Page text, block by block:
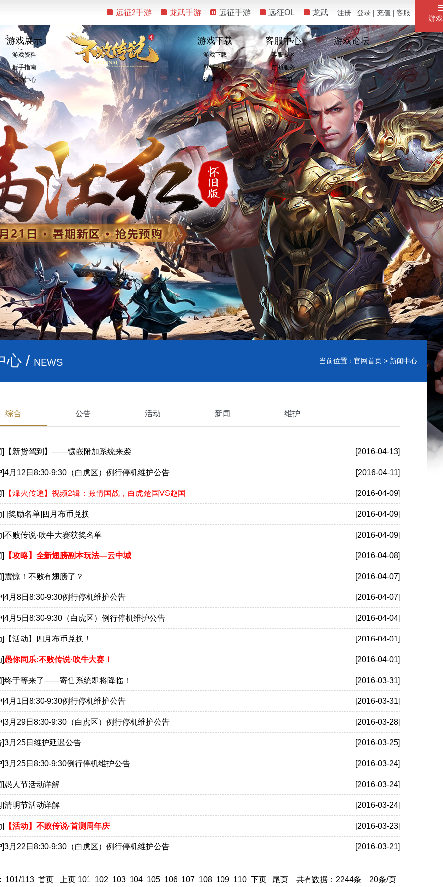
游
远征2手游 龙武手游 远征手游 远征OL 龙武 注册 | 登录 | 充值 | 客服
游戏展示
游戏资料
新手指南
活动中心
游戏下载
游戏下载
壁纸下载
视频中心
客服中心
客服专区
自助服务
珍宝阁
游戏论坛
心 / NEWS 当前位置： 官网首页 > 新闻中心
综合 公告 活动 新闻 维护
[2016-04-13]
] 【新货驾到】——镶嵌附加系统来袭
[2016-04-11]
]4月12日8:30-9:30（白虎区）例行停机维护公告
[2016-04-09]
] 【烽火传递】视频2辑：激情国战，白虎楚国VS赵国
[2016-04-09]
] [奖励名单]四月布币兑换
[2016-04-09]
]不败传说·吹牛大赛获奖名单
[2016-04-08]
] 【攻略】全新翅膀副本玩法—云中城
[2016-04-07]
]震惊！不败有翅膀了？
[2016-04-07]
]4月8日8:30-9:30例行停机维护公告
[2016-04-04]
]4月5日8:30-9:30（白虎区）例行停机维护公告
[2016-04-01]
] 【活动】四月布币兑换！
[2016-04-01]
]愚你同乐:不败传说·吹牛大赛！
[2016-03-31]
]终于等来了——寄售系统即将降临！
[2016-03-31]
]4月1日8:30-9:30例行停机维护公告
[2016-03-28]
]3月29日8:30-9:30（白虎区）例行停机维护公告
[2016-03-25]
]3月25日维护延迟公告
[2016-03-24]
]3月25日8:30-9:30例行停机维护公告
[2016-03-24]
]愚人节活动详解
[2016-03-24]
]清明节活动详解
[2016-03-23]
] 【活动】不败传说·首测周年庆
[2016-03-21]
]3月22日8:30-9:30（白虎区）例行停机维护公告
101/113 首页 上页 101 102 103 104 105 106 107 108 109 110 下页 尾页 共有数据：2244条 20条/页